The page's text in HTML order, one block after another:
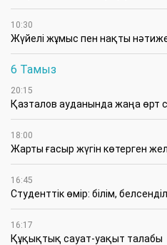
10:30
Жүйелі жұмыс пен нақты
6 Тамыз
20:15
Қазталов ауданында жаңа өрт
18:00
Жарты ғасыр жүгін көтерген
16:45
Студенттік өмір: білім,
16:17
Құқықтық сауат-уақыт талабы